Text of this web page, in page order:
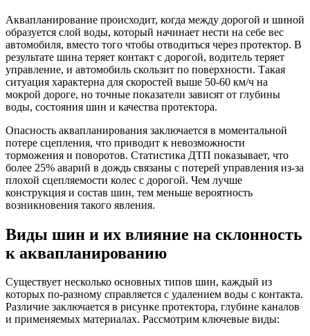
Аквапланирование происходит, когда между дорогой и шиной
образуется слой воды, который начинает нести на себе вес
автомобиля, вместо того чтобы отводиться через протектор. В
результате шина теряет контакт с дорогой, водитель теряет
управление, и автомобиль скользит по поверхности. Такая
ситуация характерна для скоростей выше 50-60 км/ч на
мокрой дороге, но точные показатели зависят от глубины
воды, состояния шин и качества протектора.
Опасность аквапланирования заключается в моментальной
потере сцепления, что приводит к невозможности
торможения и поворотов. Статистика ДТП показывает, что
более 25% аварий в дождь связаны с потерей управления из-за
плохой сцепляемости колес с дорогой. Чем лучше
конструкция и состав шин, тем меньше вероятность
возникновения такого явления.
Виды шин и их влияние на склонность
к аквапланированию
Существует несколько основных типов шин, каждый из
которых по-разному справляется с удалением воды с контакта.
Различие заключается в рисунке протектора, глубине каналов
и применяемых материалах. Рассмотрим ключевые виды: